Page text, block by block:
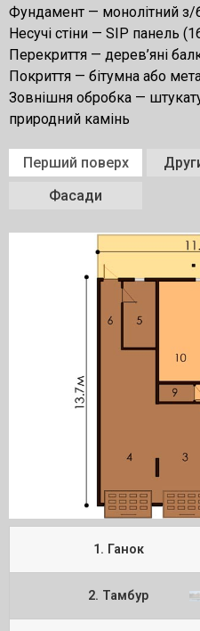
Фундамент — монолітний з/
Несучі стіни — SIP панель
Перекриття — дерев’яні
Покриття — бітумна або
Зовнішня обробка —
природний камінь
Перший поверх
Фасади
1. Ганок
2. Тамбур